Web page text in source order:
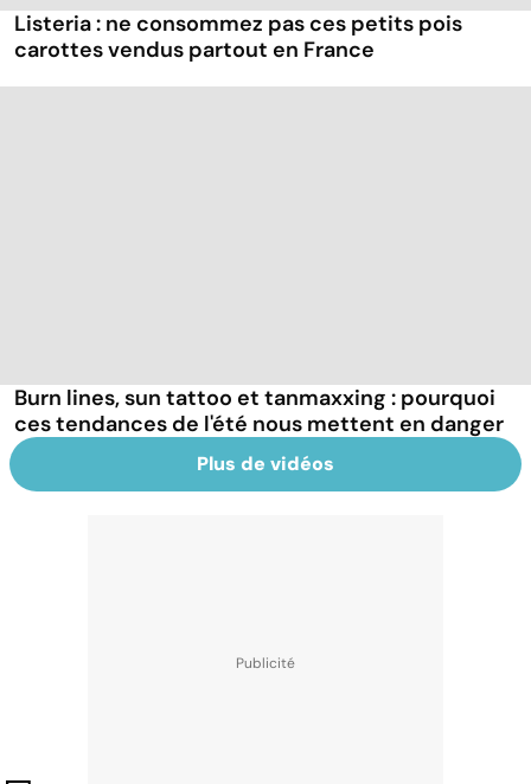
Listeria : ne consommez pas ces petits pois
carottes vendus partout en France
Burn lines, sun tattoo et tanmaxxing : pourquoi
ces tendances de l'été nous mettent en danger
Plus de vidéos